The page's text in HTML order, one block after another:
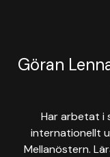
Göran
Har arbetat i
internationellt
Mellanöstern.